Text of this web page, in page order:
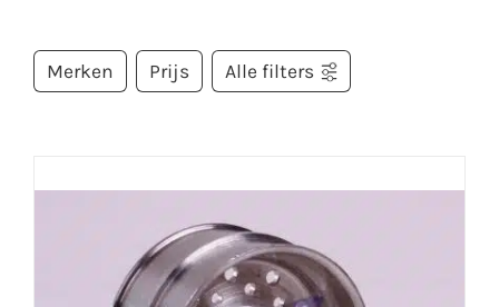
Merken Prijs Alle filters